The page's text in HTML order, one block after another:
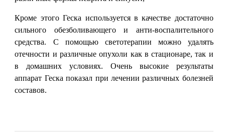
Кроме этого Геска используется в качестве достаточно
сильного обезболивающего и анти-воспалительного
средства. С помощью светотерапии можно удалять
отечности и различные опухоли как в стационаре, так и
в домашних условиях. Очень высокие результаты
аппарат Геска показал при лечении различных болезней
составов.